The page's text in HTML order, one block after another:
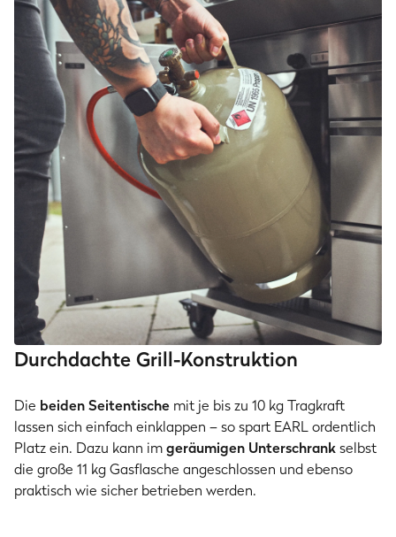
Durchdachte Grill-Konstruktion
Die beiden Seitentische mit je bis zu 10 kg Tragkraft
lassen sich einfach einklappen – so spart EARL ordentlich
Platz ein. Dazu kann imgeräumigen Unterschrankselbst
die große 11 kg Gasflasche angeschlossen und ebenso
praktisch wie sicher betrieben werden.